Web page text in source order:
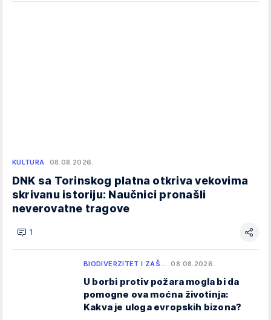
KULTURA 08.08.2026.
DNK sa Torinskog platna otkriva vekovima
skrivanu istoriju: Naučnici pronašli
neverovatne tragove
1
BIODIVERZITET I ZAŠ… 08.08.2026.
U borbi protiv požara mogla bi da
pomogne ova moćna životinja:
Kakva je uloga evropskih bizona?